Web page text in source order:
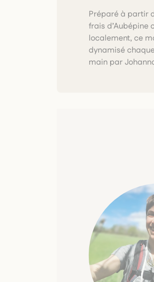
Préparé à partir
frais d’Aubépine
localement, ce
dynamisé
main par
geste en huit,
du Dr Pol Henry. Un
qui soutient le